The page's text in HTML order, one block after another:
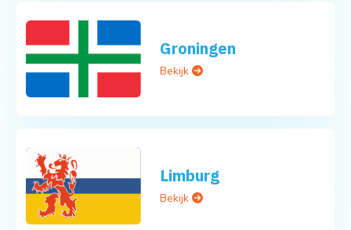
Groningen
Bekijk
Limburg
Bekijk